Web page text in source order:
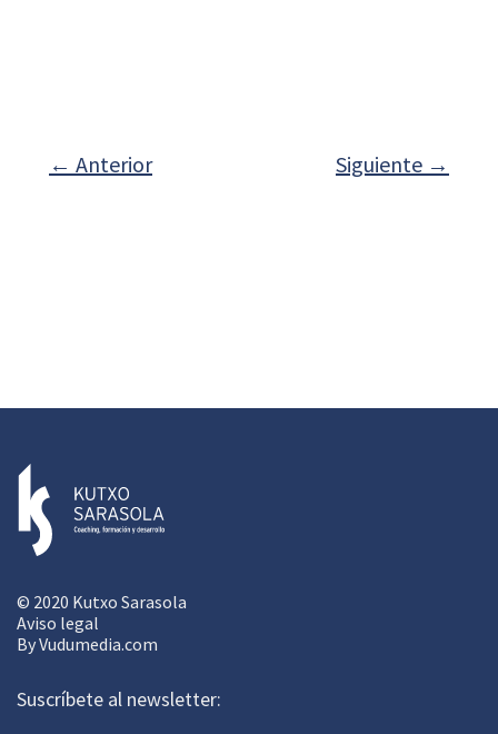
← Anterior Siguiente →
© 2020 Kutxo Sarasola
Aviso legal
ByVudumedia.com
Suscríbete al newsletter: